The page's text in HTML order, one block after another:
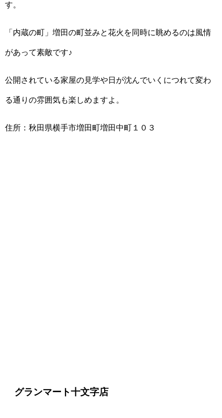
す。
「内蔵の町」増田の町並みと花火を同時に眺めるのは風情
があって素敵です♪
公開されている家屋の見学や日が沈んでいくにつれて変わ
る通りの雰囲気も楽しめますよ。
住所：秋田県横手市増田町増田中町１０３
グランマート十文字店